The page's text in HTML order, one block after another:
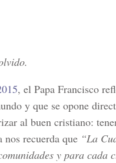
, el Papa Francisco
y que se opone
al buen cristiano:
nos recuerda que “La
y para cada